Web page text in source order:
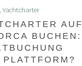
,Yachtcharter
AUF
BUCHEN:
PLATTFORM?